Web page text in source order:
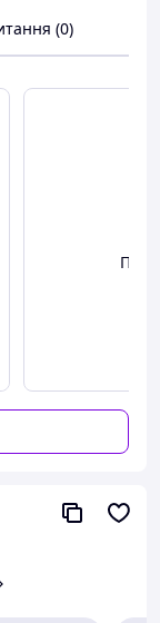
POE):
48-52 В
ви можете
1 А (не
POE.
в
-20 °C до 50
(0)